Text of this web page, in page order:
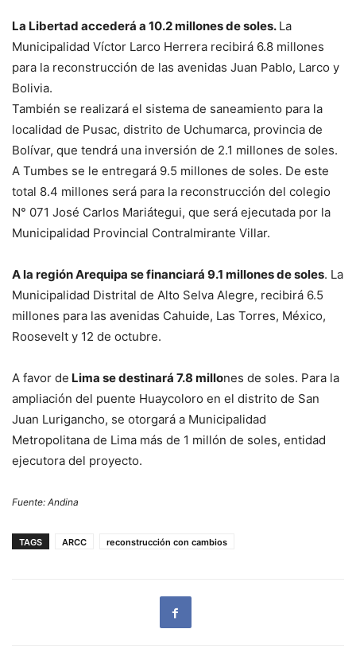
La Libertad accederá a 10.2 millones de soles. La
Municipalidad Víctor Larco Herrera recibirá 6.8 millones
para la reconstrucción de las avenidas Juan Pablo, Larco y
Bolivia.
También se realizará el sistema de saneamiento para la
localidad de Pusac, distrito de Uchumarca, provincia de
Bolívar, que tendrá una inversión de 2.1 millones de soles.
A Tumbes se le entregará 9.5 millones de soles. De este
total 8.4 millones será para la reconstrucción del colegio
N° 071 José Carlos Mariátegui, que será ejecutada por la
Municipalidad Provincial Contralmirante Villar.
A la región Arequipa se financiará 9.1 millones de soles. La
Municipalidad Distrital de Alto Selva Alegre, recibirá 6.5
millones para las avenidas Cahuide, Las Torres, México,
Roosevelt y 12 de octubre.
A favor de Lima se destinará 7.8 millones de soles. Para la
ampliación del puente Huaycoloro en el distrito de San
Juan Lurigancho, se otorgará a Municipalidad
Metropolitana de Lima más de 1 millón de soles, entidad
ejecutora del proyecto.
Fuente: Andina
TAGS ARCC reconstrucción con cambios